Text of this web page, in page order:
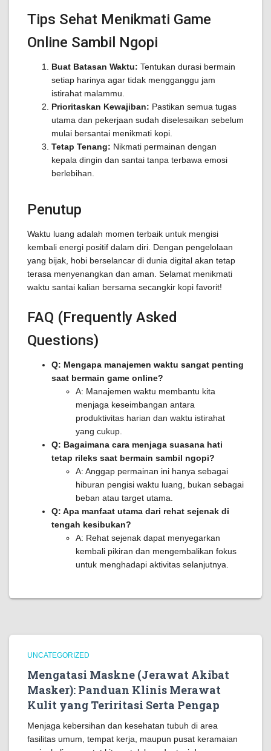
Tips Sehat Menikmati Game
Online Sambil Ngopi
Buat Batasan Waktu: Tentukan durasi bermain
setiap harinya agar tidak mengganggu jam
istirahat malammu.
Prioritaskan Kewajiban: Pastikan semua tugas
utama dan pekerjaan sudah diselesaikan sebelum
mulai bersantai menikmati kopi.
Tetap Tenang: Nikmati permainan dengan
kepala dingin dan santai tanpa terbawa emosi
berlebihan.
Penutup
Waktu luang adalah momen terbaik untuk mengisi
kembali energi positif dalam diri. Dengan pengelolaan
yang bijak, hobi berselancar di dunia digital akan tetap
terasa menyenangkan dan aman. Selamat menikmati
waktu santai kalian bersama secangkir kopi favorit!
FAQ (Frequently Asked
Questions)
Q: Mengapa manajemen waktu sangat penting
saat bermain game online?
A: Manajemen waktu membantu kita
menjaga keseimbangan antara
produktivitas harian dan waktu istirahat
yang cukup.
Q: Bagaimana cara menjaga suasana hati
tetap rileks saat bermain sambil ngopi?
A: Anggap permainan ini hanya sebagai
hiburan pengisi waktu luang, bukan sebagai
beban atau target utama.
Q: Apa manfaat utama dari rehat sejenak di
tengah kesibukan?
A: Rehat sejenak dapat menyegarkan
kembali pikiran dan mengembalikan fokus
untuk menghadapi aktivitas selanjutnya.
UNCATEGORIZED
Mengatasi Maskne (Jerawat Akibat
Masker): Panduan Klinis Merawat
Kulit yang Teriritasi Serta Pengap
Menjaga kebersihan dan kesehatan tubuh di area
fasilitas umum, tempat kerja, maupun pusat keramaian